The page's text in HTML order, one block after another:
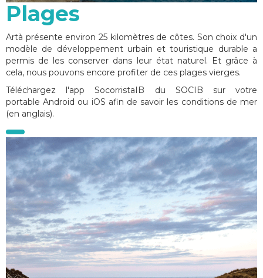
Plages
Artà présente environ 25 kilomètres de côtes. Son choix d'un
modèle de développement urbain et touristique durable a
permis de les conserver dans leur état naturel. Et grâce à
cela, nous pouvons encore profiter de ces plages vierges.
Téléchargez l'app SocorristaIB du SOCIB sur votre
portable Android ou iOS afin de savoir les conditions de mer
(en anglais).